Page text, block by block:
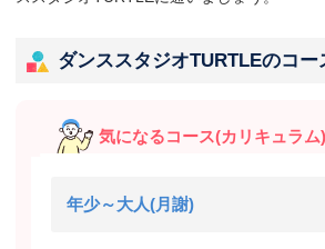
ダンススタジオTURTLEのコー
気になるコース(カリキュラ
年少～大人(月謝)